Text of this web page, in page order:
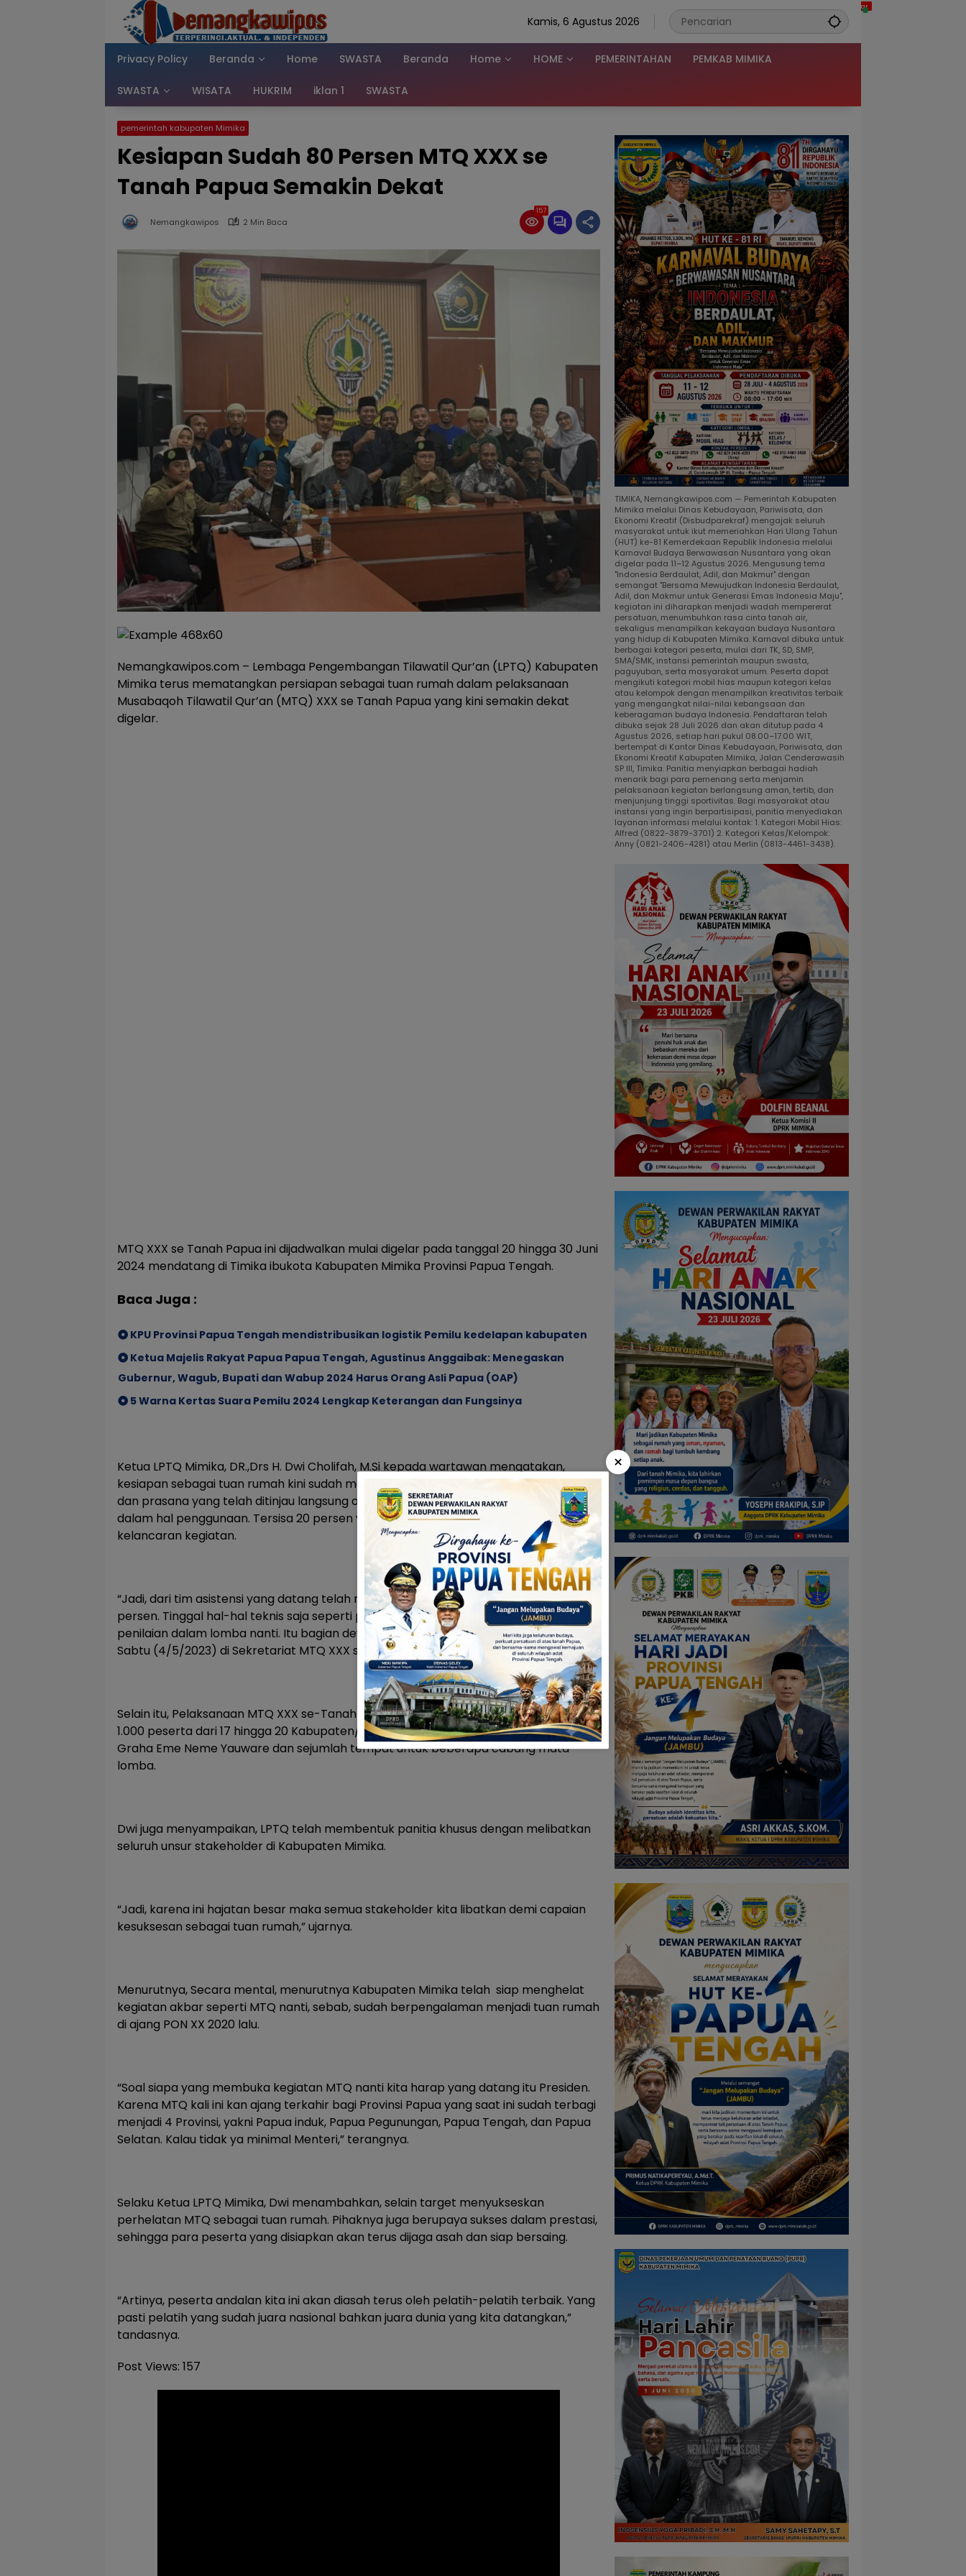
Kamis, 6 Agustus 2026
Privacy Policy Beranda Home SWASTA Beranda Home HOME PEMERINTAHAN PEMKAB MIMIKA
SWASTA WISATA HUKRIM iklan 1 SWASTA
pemerintah kabupaten Mimika
Kesiapan Sudah 80 Persen MTQ XXX se
Tanah Papua Semakin Dekat
Nemangkawipos 2 Min Baca
157
Nemangkawipos.com – Lembaga Pengembangan Tilawatil Qur’an (LPTQ) Kabupaten
Mimika terus mematangkan persiapan sebagai tuan rumah dalam pelaksanaan
Musabaqoh Tilawatil Qur’an (MTQ) XXX se Tanah Papua yang kini semakin dekat
digelar.
MTQ XXX se Tanah Papua ini dijadwalkan mulai digelar pada tanggal 20 hingga 30 Juni
2024 mendatang di Timika ibukota Kabupaten Mimika Provinsi Papua Tengah.
Baca Juga :
KPU Provinsi Papua Tengah mendistribusikan logistik Pemilu kedelapan kabupaten
Ketua Majelis Rakyat Papua Papua Tengah, Agustinus Anggaibak: Menegaskan
Gubernur, Wagub, Bupati dan Wabup 2024 Harus Orang Asli Papua (OAP)
5 Warna Kertas Suara Pemilu 2024 Lengkap Keterangan dan Fungsinya
Ketua LPTQ Mimika, DR.,Drs H. Dwi Cholifah, M.Si kepada wartawan mengatakan,
kesiapan sebagai tuan rumah kini sudah mencapai 80 persen. Khusus untuk sarana
dan prasana yang telah ditinjau langsung oleh tim Asistensi dinyatakan telah siap
dalam hal penggunaan. Tersisa 20 persen yang sifatnya hal-hal teknis untuk
kelancaran kegiatan.
“Jadi, dari tim asistensi yang datang telah nyatakan kesiapan kita sudah mencapai 80
persen. Tinggal hal-hal teknis saja seperti penjemputan kafilah, hingga teknis
penilaian dalam lomba nanti. Itu bagian dewan hakim dan bidang terkait,” kata Dwi
Sabtu (4/5/2023) di Sekretariat MTQ XXX se Tanah Papua di Jl Hasanuddin Timika.
Selain itu, Pelaksanaan MTQ XXX se-Tanah Papua ini menurutnya akan melibatkan
1.000 peserta dari 17 hingga 20 Kabupaten/Kota. Kegiatannya akan dipusatkan di
Graha Eme Neme Yauware dan sejumlah tempat untuk beberapa cabang mata
lomba.
Dwi juga menyampaikan, LPTQ telah membentuk panitia khusus dengan melibatkan
seluruh unsur stakeholder di Kabupaten Mimika.
“Jadi, karena ini hajatan besar maka semua stakeholder kita libatkan demi capaian
kesuksesan sebagai tuan rumah,” ujarnya.
Menurutnya, Secara mental, menurutnya Kabupaten Mimika telah siap menghelat
kegiatan akbar seperti MTQ nanti, sebab, sudah berpengalaman menjadi tuan rumah
di ajang PON XX 2020 lalu.
“Soal siapa yang membuka kegiatan MTQ nanti kita harap yang datang itu Presiden.
Karena MTQ kali ini kan ajang terkahir bagi Provinsi Papua yang saat ini sudah terbagi
menjadi 4 Provinsi, yakni Papua induk, Papua Pegunungan, Papua Tengah, dan Papua
Selatan. Kalau tidak ya minimal Menteri,” terangnya.
Selaku Ketua LPTQ Mimika, Dwi menambahkan, selain target menyukseskan
perhelatan MTQ sebagai tuan rumah. Pihaknya juga berupaya sukses dalam prestasi,
sehingga para peserta yang disiapkan akan terus dijaga asah dan siap bersaing.
“Artinya, peserta andalan kita ini akan diasah terus oleh pelatih-pelatih terbaik. Yang
pasti pelatih yang sudah juara nasional bahkan juara dunia yang kita datangkan,”
tandasnya.
Post Views: 157
TIMIKA, Nemangkawipos.com — Pemerintah Kabupaten
Mimika melalui Dinas Kebudayaan, Pariwisata, dan
Ekonomi Kreatif (Disbudparekraf) mengajak seluruh
masyarakat untuk ikut memeriahkan Hari Ulang Tahun
(HUT) ke-81 Kemerdekaan Republik Indonesia melalui
Karnaval Budaya Berwawasan Nusantara yang akan
digelar pada 11–12 Agustus 2026. Mengusung tema
"Indonesia Berdaulat, Adil, dan Makmur" dengan
semangat "Bersama Mewujudkan Indonesia Berdaulat,
Adil, dan Makmur untuk Generasi Emas Indonesia Maju",
kegiatan ini diharapkan menjadi wadah mempererat
persatuan, menumbuhkan rasa cinta tanah air,
sekaligus menampilkan kekayaan budaya Nusantara
yang hidup di Kabupaten Mimika. Karnaval dibuka untuk
berbagai kategori peserta, mulai dari TK, SD, SMP,
SMA/SMK, instansi pemerintah maupun swasta,
paguyuban, serta masyarakat umum. Peserta dapat
mengikuti kategori mobil hias maupun kategori kelas
atau kelompok dengan menampilkan kreativitas terbaik
yang mengangkat nilai-nilai kebangsaan dan
keberagaman budaya Indonesia. Pendaftaran telah
dibuka sejak 28 Juli 2026 dan akan ditutup pada 4
Agustus 2026, setiap hari pukul 08.00–17.00 WIT,
bertempat di Kantor Dinas Kebudayaan, Pariwisata, dan
Ekonomi Kreatif Kabupaten Mimika, Jalan Cenderawasih
SP III, Timika. Panitia menyiapkan berbagai hadiah
menarik bagi para pemenang serta menjamin
pelaksanaan kegiatan berlangsung aman, tertib, dan
menjunjung tinggi sportivitas. Bagi masyarakat atau
instansi yang ingin berpartisipasi, panitia menyediakan
layanan informasi melalui kontak: 1. Kategori Mobil Hias:
Alfred (0822-3879-3701) 2. Kategori Kelas/Kelompok:
Anny (0821-2406-4281) atau Merlin (0813-4461-3438).
×